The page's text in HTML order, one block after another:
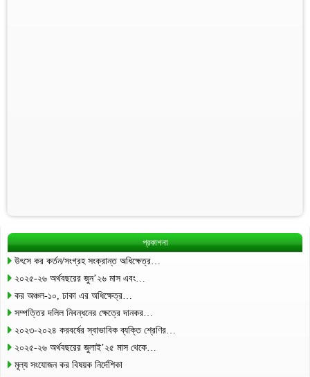
প্রকাশনা
উৎসে কর কর্তন/সংগ্রহ সংক্রান্ত অধিক্ষেত্র…
২০২৫-২৬ অর্থবছরের জুন’২৬ মাস এবং…
কর অঞ্চল-১০, ঢাকা এর অধিক্ষেত্র…
সম্পত্তির দলিল নিবন্ধনের ক্ষেত্রে দানকর…
২০২৩-২০২৪ করবর্ষের স্বাভাবিক ব্যক্তি শ্রেণির…
২০২৫-২৬ অর্থবছরের জুলাই’২৫ মাস থেকে…
মূল্য সংযোজন কর বিষয়ক নির্দেশিকা